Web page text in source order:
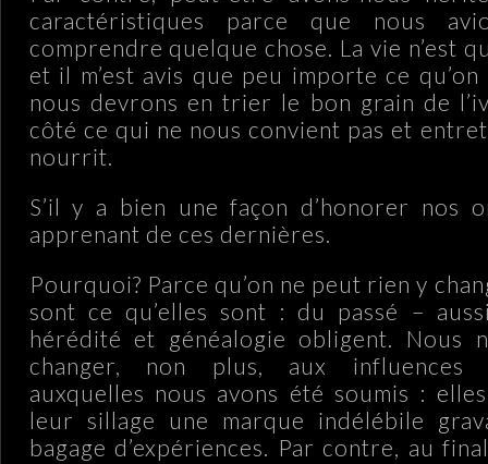
caractéristiques parce que nous
comprendre quelque chose. La vie n’est
et il m’est avis que peu importe ce qu’on
nous devrons en trier le bon grain de
côté ce qui ne nous convient pas et
nourrit.
S’il y a bien une façon d’honorer nos
apprenant de ces dernières.
Pourquoi? Parce qu’on ne peut rien y
sont ce qu’elles sont : du passé –
hérédité et généalogie obligent. Nous
changer, non plus, aux influences
auxquelles nous avons été soumis :
leur sillage une marque indélébile
bagage d’expériences. Par contre, au